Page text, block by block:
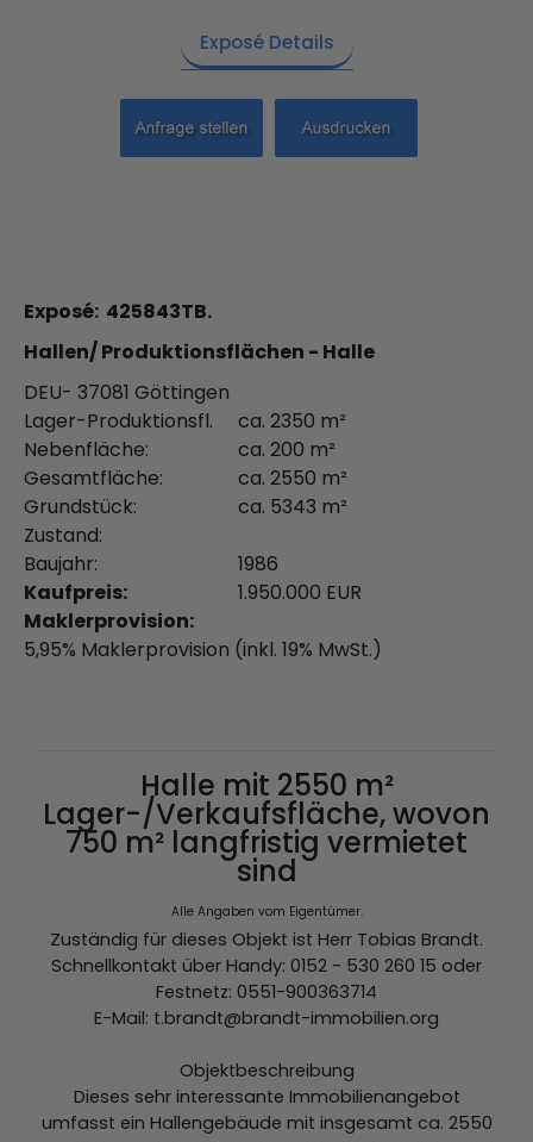
Exposé Details
Exposé: 425843TB.
Hallen/ Produktionsflächen - Halle
DEU- 37081 Göttingen
Lager-Produktionsfl.
ca. 2350 m²
Nebenfläche:
ca. 200 m²
Gesamtfläche:
ca. 2550 m²
Grundstück:
ca. 5343 m²
Zustand:
Baujahr:
1986
Kaufpreis:
1.950.000 EUR
Maklerprovision:
5,95% Maklerprovision (inkl. 19% MwSt.)
Halle mit 2550 m²
Lager-/Verkaufsfläche, wovon
750 m² langfristig vermietet
sind
Alle Angaben vom Eigentümer.
Zuständig für dieses Objekt ist Herr Tobias Brandt.
Schnellkontakt über Handy: 0152 - 530 260 15 oder
Festnetz: 0551-900363714
E-Mail: t.brandt@brandt-immobilien.org
Objektbeschreibung
Dieses sehr interessante Immobilienangebot
umfasst ein Hallengebäude mit insgesamt ca. 2550